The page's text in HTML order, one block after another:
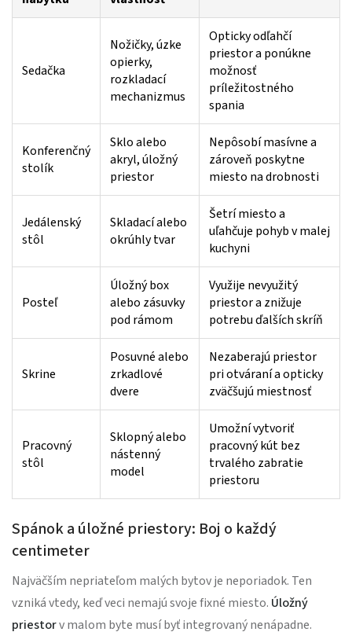
Sedačka
Nožičky, úzke
opierky,
rozkladací
mechanizmus
Opticky odľahčí
priestor a ponúkne
možnosť
príležitostného
spania
Konferenčný
stolík
Sklo alebo
akryl, úložný
priestor
Nepôsobí masívne a
zároveň poskytne
miesto na drobnosti
Jedálenský
stôl
Skladací alebo
okrúhly tvar
Šetrí miesto a
uľahčuje pohyb v malej
kuchyni
Posteľ
Úložný box
alebo zásuvky
pod rámom
Využije nevyužitý
priestor a znižuje
potrebu ďalších skríň
Skrine
Posuvné alebo
zrkadlové
dvere
Nezaberajú priestor
pri otváraní a opticky
zväčšujú miestnosť
Pracovný
stôl
Sklopný alebo
nástenný
model
Umožní vytvoriť
pracovný kút bez
trvalého zabratie
priestoru
Spánok a úložné priestory: Boj o každý
centimeter
Najväčším nepriateľom malých bytov je neporiadok. Ten
vzniká vtedy, keď veci nemajú svoje fixné miesto. Úložný
priestorv malom byte musí byť integrovaný nenápadne.